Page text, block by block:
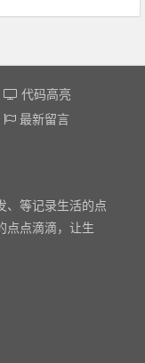
代码高亮
最新留言
、等记录生活的点
点点滴滴，让生